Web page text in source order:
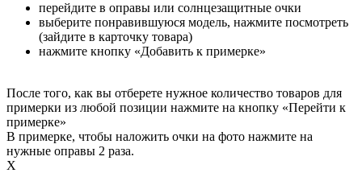
перейдите в оправы или солнцезащитные очки
выберите понравившуюся модель, нажмите посмотреть
(зайдите в карточку товара)
нажмите кнопку «Добавить к примерке»
После того, как вы отберете нужное количество товаров для
примерки из любой позиции нажмите на кнопку «Перейти к
примерке»
В примерке, чтобы наложить очки на фото нажмите на
нужные оправы 2 раза.
X